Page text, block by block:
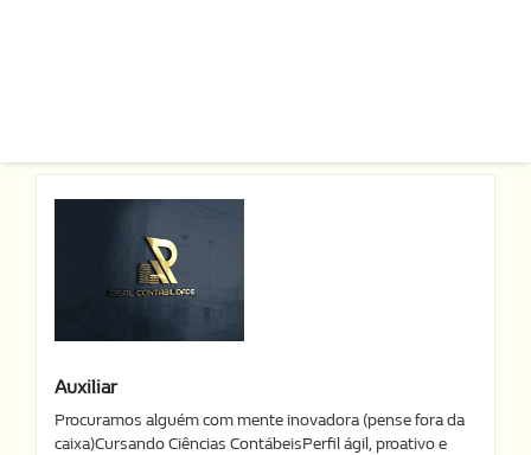
Auxiliar
Procuramos alguém com mente inovadora (pense fora da
caixa)Cursando Ciências ContábeisPerfil ágil, proativo e